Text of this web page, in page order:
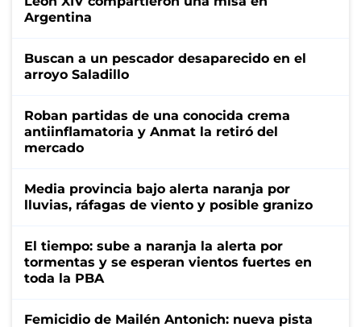
Argentina
Buscan a un pescador desaparecido en el
arroyo Saladillo
Roban partidas de una conocida crema
antiinflamatoria y Anmat la retiró del
mercado
Media provincia bajo alerta naranja por
lluvias, ráfagas de viento y posible granizo
El tiempo: sube a naranja la alerta por
tormentas y se esperan vientos fuertes en
toda la PBA
Femicidio de Mailén Antonich: nueva pista